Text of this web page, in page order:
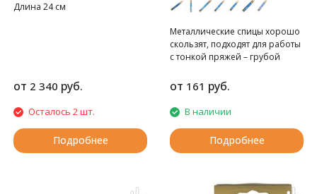
Длина 24 см
от 2 340 руб.
Осталось 2 шт.
Подробнее
Металлические спицы хорошо
скользят, подходят для работы
с тонкой пряжей – грубой
немерсеризованного хлопка,
акриловой. Традиционно
используются для вязания
носков, чулков, гетр,
воротничков, рукавов, других
вещей и деталей в круговой
от 161 руб.
В наличии
Подробнее